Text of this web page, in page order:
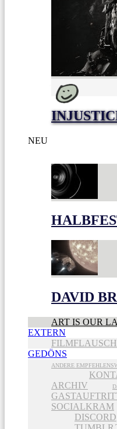
NEU
DAVID
ART IS OUR
EXTERN
FILMFLAUSCH
GEDÖNS
ANDERE
ARCHIV
SOCIALKRAM
DISCORD